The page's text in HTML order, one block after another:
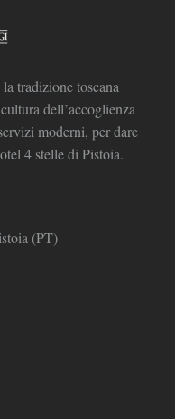
tradizione toscana
dell’accoglienza
moderni, per dare
4 stelle di Pistoia.
(PT)